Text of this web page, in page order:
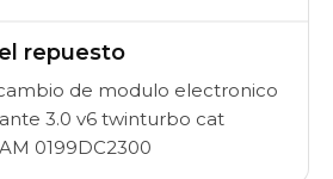
repuesto
de modulo electronico
3.0 v6 twinturbo cat
0199DC2300